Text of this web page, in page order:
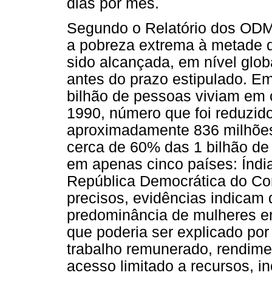
dias por mês.
Segundo o Relatório dos
a pobreza extrema à metade
sido alcançada, em nível
antes do prazo estipulado.
bilhão de pessoas viviam
1990, número que foi
aproximadamente 836
cerca de 60% das 1 bilhão
em apenas cinco países:
República Democrática do
precisos, evidências indicam
predominância de mulheres
que poderia ser explicado
trabalho remunerado,
acesso limitado a recursos,